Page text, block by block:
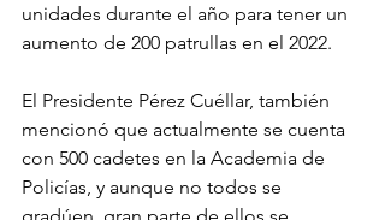
unidades durante el año para tener un
aumento de 200 patrullas en el 2022.
El Presidente Pérez Cuéllar, también
mencionó que actualmente se cuenta
con 500 cadetes en la Academia de
Policías, y aunque no todos se